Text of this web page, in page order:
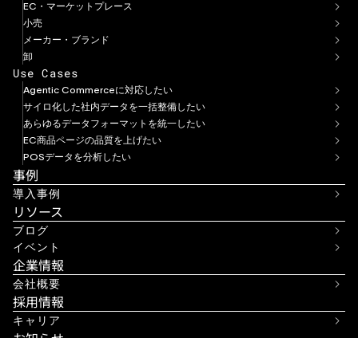
EC・マーケットプレース
小売
メーカー・ブランド
卸
Use Cases
Agentic Commerceに対応したい
サイロ化した社内データを一括整備したい
あらゆるデータフォーマットを統一したい
EC商品ページの品質を上げたい
POSデータを分析したい
事例
導入事例
リソース
ブログ
イベント
企業情報
会社概要
採用情報
キャリア